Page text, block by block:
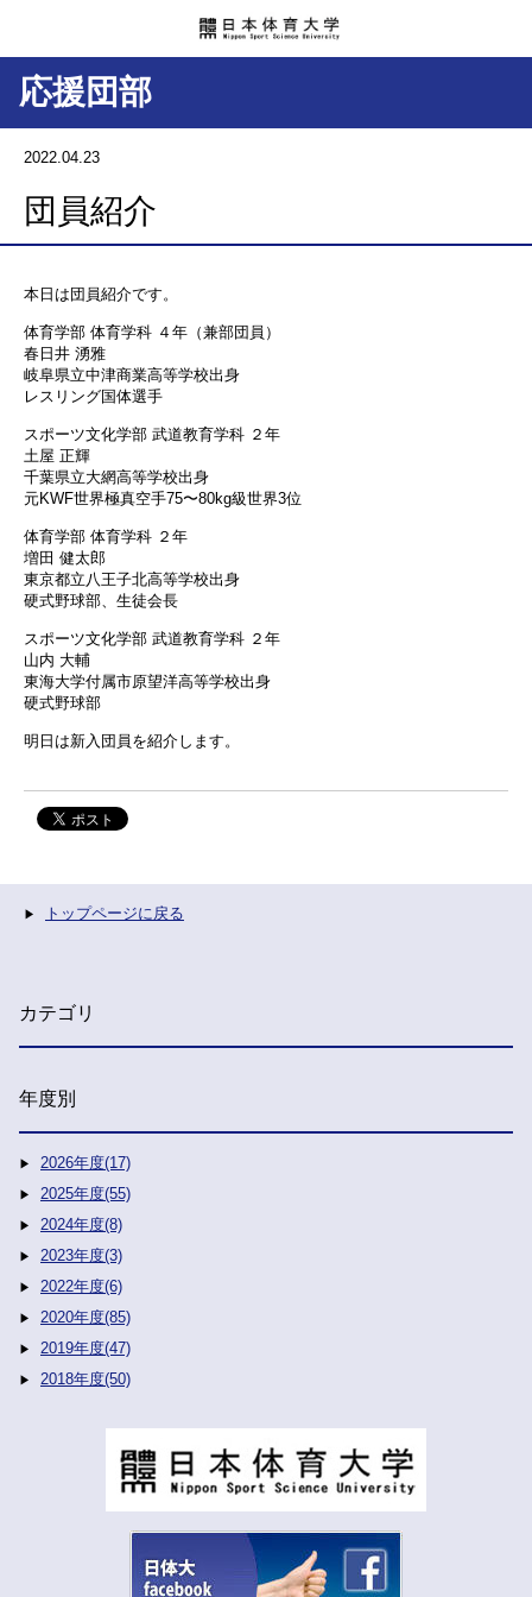
応援団部
2022.04.23
団員紹介
本日は団員紹介です。
体育学部 体育学科 ４年（兼部団員）
春日井 湧雅
岐阜県立中津商業高等学校出身
レスリング国体選手
スポーツ文化学部 武道教育学科 ２年
土屋 正輝
千葉県立大網高等学校出身
元KWF世界極真空手75〜80kg級世界3位
体育学部 体育学科 ２年
増田 健太郎
東京都立八王子北高等学校出身
硬式野球部、生徒会長
スポーツ文化学部 武道教育学科 ２年
山内 大輔
東海大学付属市原望洋高等学校出身
硬式野球部
明日は新入団員を紹介します。
トップページに戻る
カテゴリ
年度別
2026年度(17)
2025年度(55)
2024年度(8)
2023年度(3)
2022年度(6)
2020年度(85)
2019年度(47)
2018年度(50)